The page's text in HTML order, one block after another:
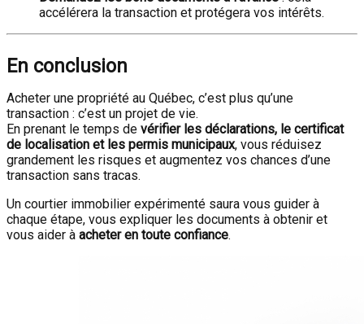
accélérera la transaction et protégera vos intérêts.
En conclusion
Acheter une propriété au Québec, c’est plus qu’une
transaction : c’est un projet de vie.
En prenant le temps de vérifier les déclarations, le certificat
de localisation et les permis municipaux, vous réduisez
grandement les risques et augmentez vos chances d’une
transaction sans tracas.
Un courtier immobilier expérimenté saura vous guider à
chaque étape, vous expliquer les documents à obtenir et
vous aider à acheter en toute confiance.